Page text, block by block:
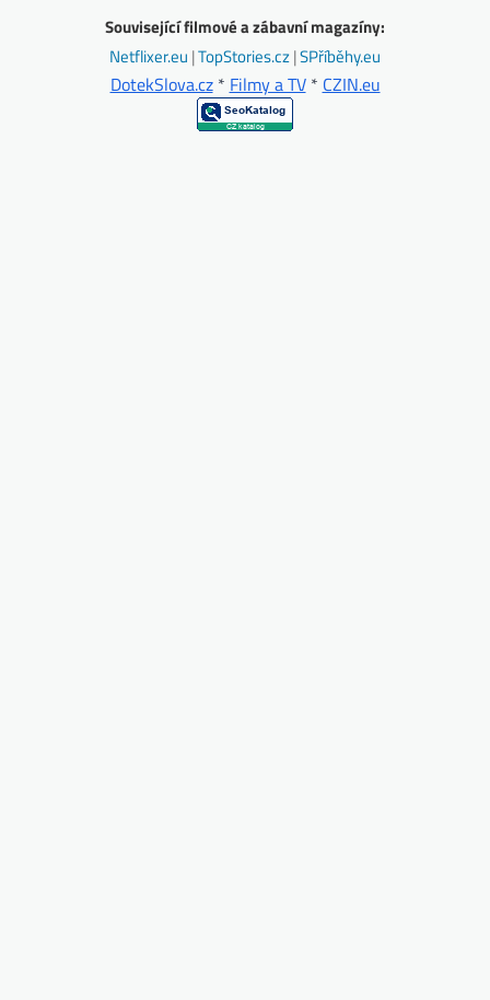
Související filmové a zábavní magazíny:
Netflixer.eu |TopStories.cz|SPříběhy.eu
DotekSlova.cz* Filmy a TV* CZIN.eu